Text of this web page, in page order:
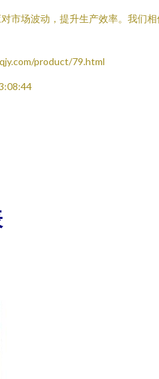
市场波动，提升生产效率。我们
product/79.html